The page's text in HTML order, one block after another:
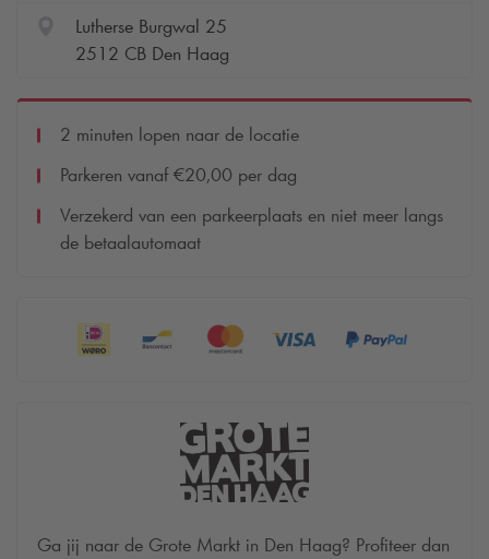
Lutherse Burgwal 25
2512 CB Den Haag
2 minuten lopen naar de locatie
Parkeren vanaf €20,00 per dag
Verzekerd van een parkeerplaats en niet meer langs
de betaalautomaat
Ga jij naar de Grote Markt in Den Haag? Profiteer dan